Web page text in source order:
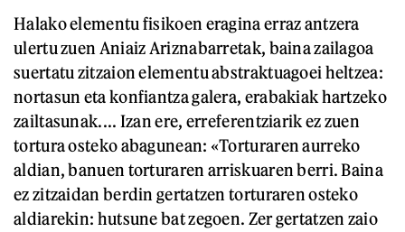
Halako elementu fisikoen eragina erraz antzera
ulertu zuen Aniaiz Ariznabarretak, baina zailagoa
suertatu zitzaion elementu abstraktuagoei heltzea:
nortasun eta konfiantza galera, erabakiak hartzeko
zailtasunak.... Izan ere, erreferentziarik ez zuen
tortura osteko abagunean: «Torturaren aurreko
aldian, banuen torturaren arriskuaren berri. Baina
ez zitzaidan berdin gertatzen torturaren osteko
aldiarekin: hutsune bat zegoen. Zer gertatzen zaio